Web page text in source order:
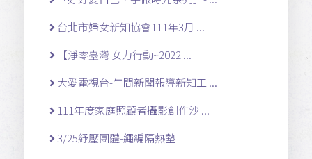
台北市婦女新知協會111年3月 ...
【淨零臺灣 女力行動~2022 ...
大愛電視台-午間新聞報導新知工 ...
111年度家庭照顧者攝影創作沙 ...
3/25紓壓團體-繩編隔熱墊